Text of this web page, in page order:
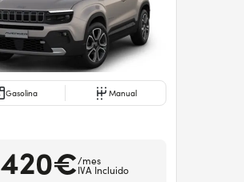
Gasolina Manual
420€/mes
IVA Incluido